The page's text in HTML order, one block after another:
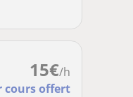
15€/h
cours offert